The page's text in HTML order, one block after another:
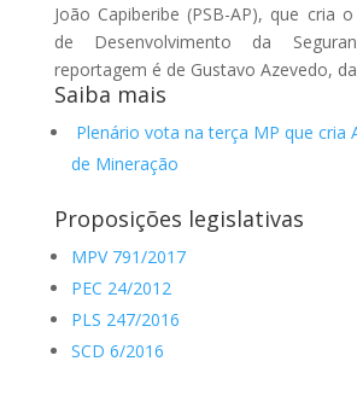
João Capiberibe (PSB-AP), que cria
de Desenvolvimento da
reportagem é de Gustavo Azevedo,
Saiba mais
Plenário vota na terça MP que cria
de Mineração
Proposições legislativas
MPV 791/2017
PEC 24/2012
PLS 247/2016
SCD 6/2016